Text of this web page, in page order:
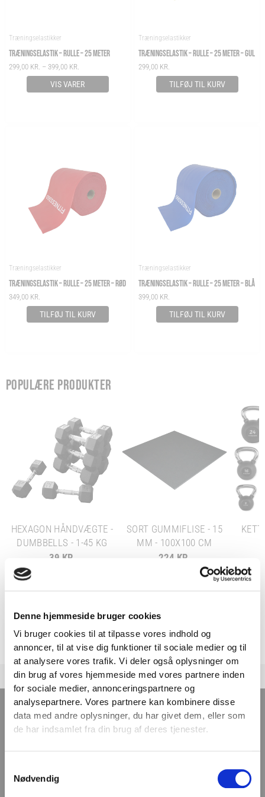
Denne hjemmeside bruger cookies
Vi bruger cookies til at tilpasse vores indhold og
annoncer, til at vise dig funktioner til sociale medier og til
at analysere vores trafik. Vi deler også oplysninger om
din brug af vores hjemmeside med vores partnere inden
for sociale medier, annonceringspartnere og
analysepartnere. Vores partnere kan kombinere disse
data med andre oplysninger, du har givet dem, eller som
de har indsamlet fra din brug af deres tjenester.
Nødvendig
Træningselastikker
TRÆNINGSELASTIK – RULLE – 25 METER
299,00 KR. – 399,00 KR.
VIS VARER
Træningselastikker
TRÆNINGSELASTIK – RULLE – 25 METER – GUL
299,00 KR.
TILFØJ TIL KURV
Træningselastikker
TRÆNINGSELASTIK – RULLE – 25 METER – RØD
349,00 KR.
TILFØJ TIL KURV
Træningselastikker
TRÆNINGSELASTIK – RULLE – 25 METER – BLÅ
399,00 KR.
TILFØJ TIL KURV
POPULÆRE PRODUKTER
HEXAGON HÅNDVÆGTE -
DUMBBELLS - 1-45 KG
39 KR.
SORT GUMMIFLISE - 15
MM - 100X100 CM
224 KR.
TILMELD NYHEDSBREVET
Få nyheder, tips og tilbud smidt direkte i indbakken
– før alle andre. Ingen spam, kun styrke!
Email
VIND 2 VALGFRIE HÅNDVÆGTE 💥
Tilmeld dig nyhedsbrevet og deltag i
konkurrencen om 2 valgfrie
håndvægte. (Vælg selv vægten –
maks. 1.000 kr.)
Navn
Email